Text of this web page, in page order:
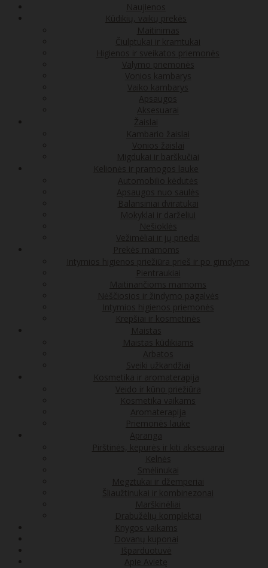
Naujienos
Kūdikių, vaikų prekės
Maitinimas
Čiulptukai ir kramtukai
Higienos ir sveikatos priemonės
Valymo priemonės
Vonios kambarys
Vaiko kambarys
Apsaugos
Aksesuarai
Žaislai
Kambario žaislai
Vonios žaislai
Migdukai ir barškučiai
Kelionės ir pramogos lauke
Automobilio kėdutės
Apsaugos nuo saulės
Balansiniai dviratukai
Mokyklai ir darželiui
Nešioklės
Vežimėliai ir jų priedai
Prekės mamoms
Intymios higienos priežiūra prieš ir po gimdymo
Pientraukiai
Maitinančioms mamoms
Nėščiosios ir žindymo pagalvės
Intymios higienos priemonės
Krepšiai ir kosmetinės
Maistas
Maistas kūdikiams
Arbatos
Sveiki užkandžiai
Kosmetika ir aromaterapija
Veido ir kūno priežiūra
Kosmetika vaikams
Aromaterapija
Priemonės lauke
Apranga
Pirštinės, kepurės ir kiti aksesuarai
Kelnės
Smėlinukai
Megztukai ir džemperiai
Šliaužtinukai ir kombinezonai
Marškinėliai
Drabužėlių komplektai
Knygos vaikams
Dovanų kuponai
Išparduotuvė
Apie Avietę